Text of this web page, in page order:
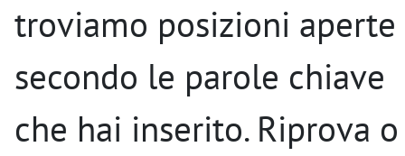
troviamo posizioni aperte
secondo le parole chiave
che hai inserito. Riprova o